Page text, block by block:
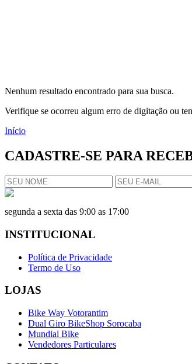
Nenhum resultado encontrado para sua busca.
Verifique se ocorreu algum erro de digitação ou
Início
CADASTRE-SE PARA
segunda a sexta das 9:00 as 17:00
INSTITUCIONAL
Política de Privacidade
Termo de Uso
LOJAS
Bike Way Votorantim
Dual Giro BikeShop Sorocaba
Mundial Bike
Vendedores Particulares